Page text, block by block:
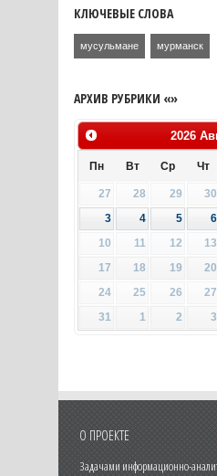
КЛЮЧЕВЫЕ СЛОВА
мусульмане мурманск
АРХИВ РУБРИКИ «»
2026
Пн Вт Ср Чт
27 28 29 30
3
4 5 6
10
11 12 13
17
18 19 20
24
25 26 27
31
1 2 3
О ПРОЕКТЕ
Задачами информационно-